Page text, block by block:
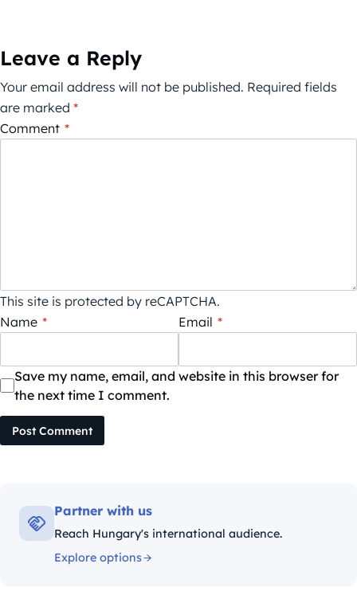
Leave a Reply
Your email address will not be published. Required fields
are marked *
Comment *
This site is protected by reCAPTCHA.
Name * Email *
Save my name, email, and website in this browser for
the next time I comment.
Post Comment
Partner with us
Reach Hungary's international audience.
Explore options